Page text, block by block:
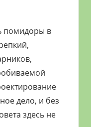
помидоры в
дело, и без
здесь не